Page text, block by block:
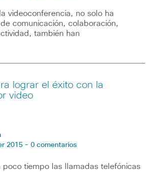
videoconferencia, no solo ha
comunicación, colaboración,
también han
lograr el éxito con la
video
2015 - 0 comentarios
poco tiempo las llamadas telefónicas